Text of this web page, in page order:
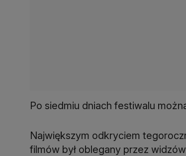
Po siedmiu dniach festiwalu
Największym odkryciem
filmów był oblegany przez